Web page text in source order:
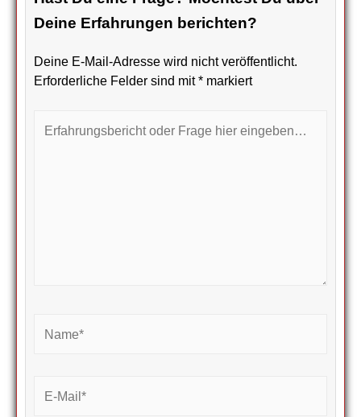
Deine Erfahrungen berichten?
Deine E-Mail-Adresse wird nicht veröffentlicht.
Erforderliche Felder sind mit* markiert
oder
Mail*